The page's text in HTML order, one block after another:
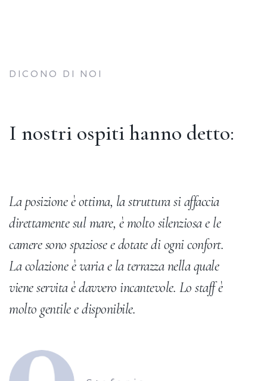
DICONO DI NOI
I nostri ospiti hanno detto:
La posizione è ottima, la struttura si affaccia
direttamente sul mare, è molto silenziosa e le
camere sono spaziose e dotate di ogni confort.
La colazione è varia e la terrazza nella quale
viene servita è davvero incantevole. Lo staff è
molto gentile e disponibile.